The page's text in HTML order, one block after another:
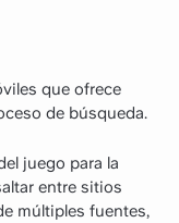
que ofrece
de búsqueda.
juego para la
entre sitios
múltiples fuentes,